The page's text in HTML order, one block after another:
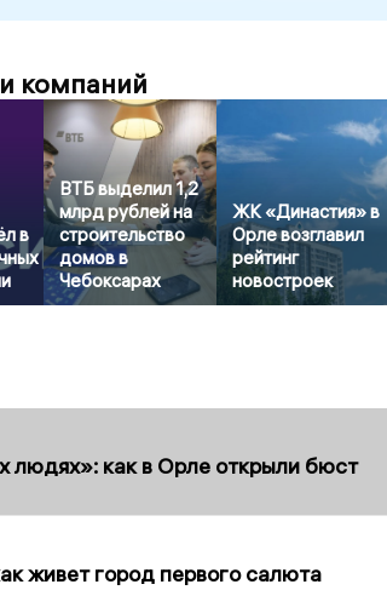
компаний
в
ВТБ выделил 1,2
млрд рублей на
строительство
домов в
Чебоксарах
ЖК «Династия» в
Орле возглавил
рейтинг
новостроек
людях»: как в Орле открыли бюст
живет город первого салюта